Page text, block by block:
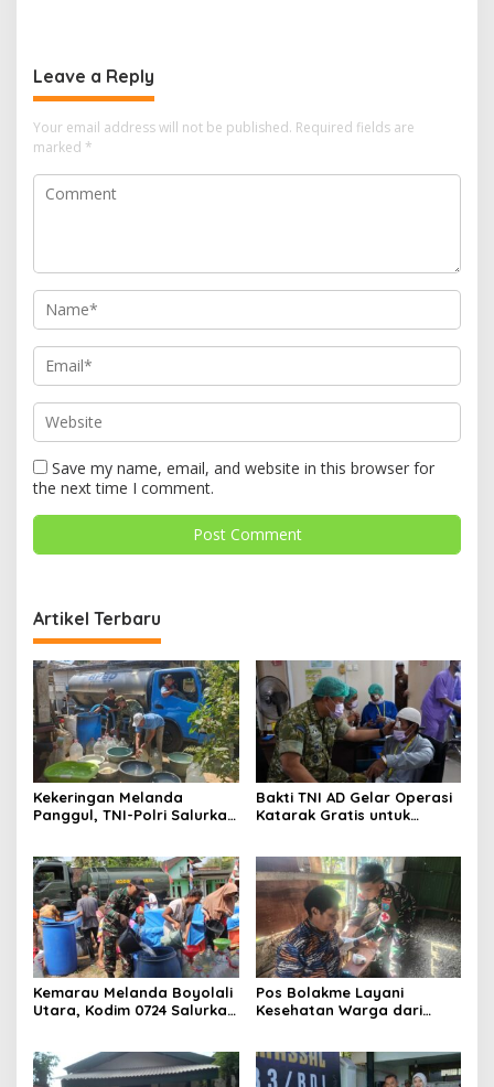
Leave a Reply
Your email address will not be published. Required fields are
marked *
Save my name, email, and website in this browser for
the next time I comment.
Artikel Terbaru
Kekeringan Melanda
Panggul, TNI-Polri Salurkan
Bakti TNI AD Gelar Operasi
Katarak Gratis untuk
Kemarau Melanda Boyolali
Utara, Kodim 0724 Salurkan
Pos Bolakme Layani
Kesehatan Warga dari